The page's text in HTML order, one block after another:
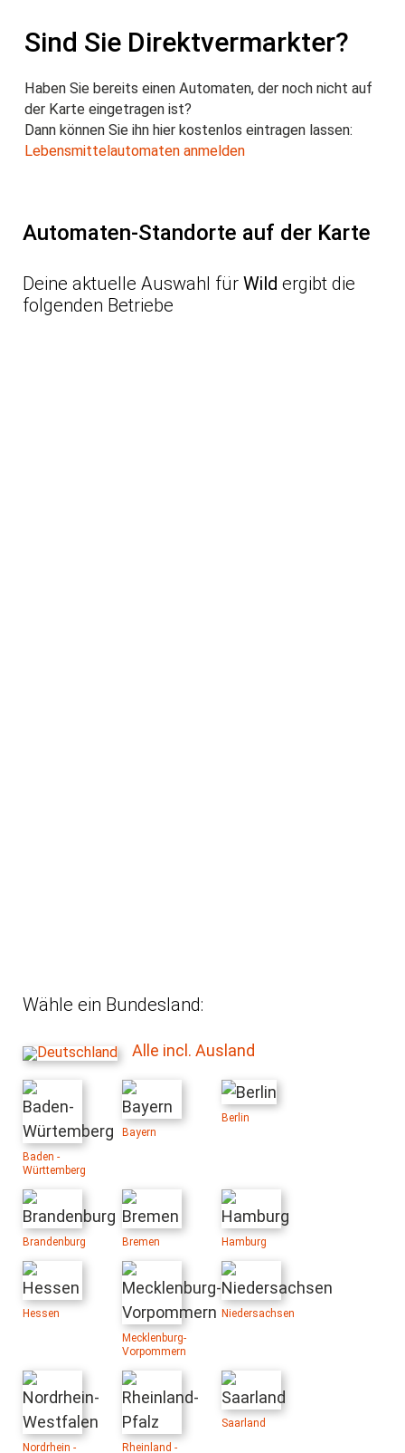
Automaten-Standorte auf der Karte
Deine aktuelle Auswahl für Wild ergibt die
folgenden Betriebe
Wähle ein Bundesland:
Alle incl. Ausland
Baden -
Württemberg
Bayern
Berlin
Brandenburg Bremen Hamburg
Hessen
Mecklenburg-
Vorpommern
Niedersachsen
Nordrhein -
Rheinland -
Saarland
Sind Sie Direktvermarkter?
Haben Sie bereits einen Automaten, der noch nicht auf
der Karte eingetragen ist?
Dann können Sie ihn hier kostenlos eintragen lassen:
Lebensmittelautomaten anmelden